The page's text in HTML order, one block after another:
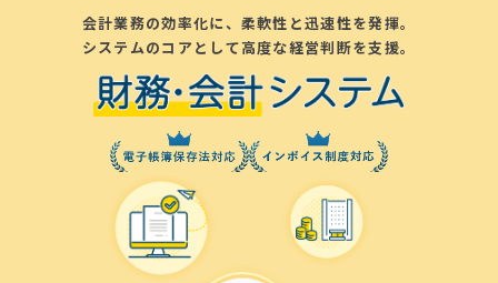
会計業務の効率化に、柔軟性と迅速性を発揮。
システムのコアとして高度な経営判断を支援。